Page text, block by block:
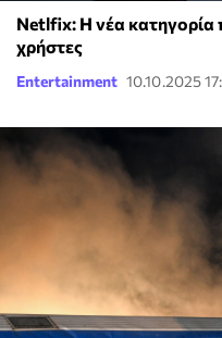
Netlfix: Η νέα κατηγορία
χρήστες
Entertainment 10.10.2025